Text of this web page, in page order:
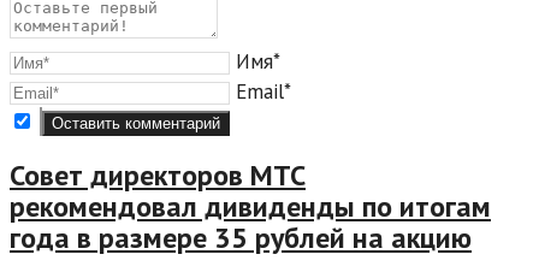
Имя*
Email*
Совет директоров МТС
рекомендовал дивиденды по итогам
года в размере 35 рублей на акцию